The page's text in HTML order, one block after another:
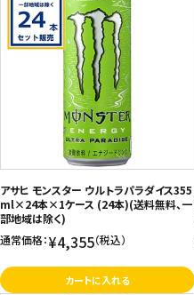
アサヒ モンスター ウルトラパラダイス355
ml×24本×1ケース (24本)(送料無料、一
部地域は除く)
通常価格：¥4,355（税込）
カートに入れる